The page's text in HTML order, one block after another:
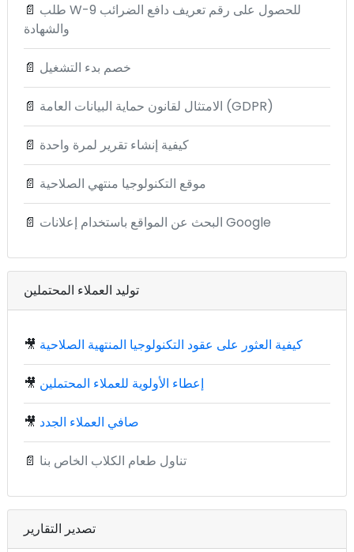
📄 طلب W-9 للحصول على رقم تعريف دافع الضرائب
والشهادة
📄 خصم بدء التشغيل
📄 الامتثال لقانون حماية البيانات العامة (GDPR)
📄 كيفية إنشاء تقرير لمرة واحدة
📄 موقع التكنولوجيا منتهي الصلاحية
📄 البحث عن المواقع باستخدام إعلانات Google
توليد العملاء المحتملين
🎥 كيفية العثور على عقود التكنولوجيا المنتهية الصلاحية
🎥 إعطاء الأولوية للعملاء المحتملين
🎥 صافي العملاء الجدد
📄 تناول طعام الكلاب الخاص بنا
تصدير التقارير